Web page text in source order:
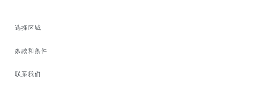
选择区域
条款和条件
联系我们